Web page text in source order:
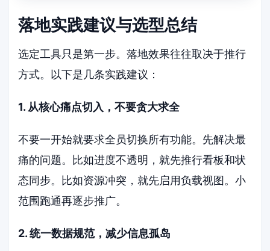
落地实践建议与选型总结
选定工具只是第一步。落地效果往往取决于推行
方式。以下是几条实践建议：
1. 从核心痛点切入，不要贪大求全
不要一开始就要求全员切换所有功能。先解决最
痛的问题。比如进度不透明，就先推行看板和状
态同步。比如资源冲突，就先启用负载视图。小
范围跑通再逐步推广。
2. 统一数据规范，减少信息孤岛